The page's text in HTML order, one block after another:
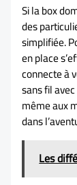
Si la box
des
simplifiée.
en place
connecte à
sans fil
même aux
dans
Les